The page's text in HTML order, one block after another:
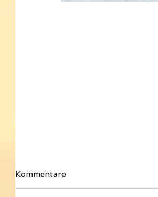
Kommentare